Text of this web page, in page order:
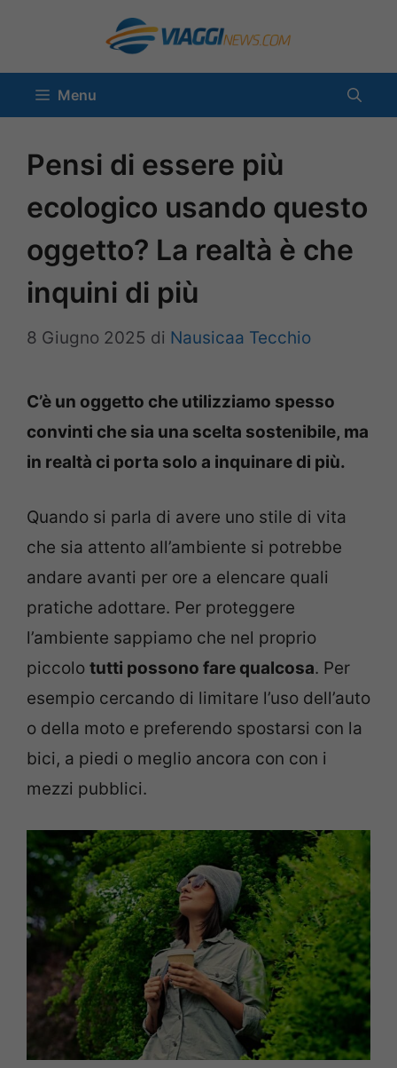
contenuto
Menu
Pensi di essere più
ecologico usando questo
oggetto? La realtà è che
inquini di più
8 Giugno 2025 di Nausicaa Tecchio
C’è un oggetto che utilizziamo spesso
convinti che sia una scelta sostenibile, ma
in realtà ci porta solo a inquinare di più.
Quando si parla di avere uno stile di vita
che sia attento all’ambiente si potrebbe
andare avanti per ore a elencare quali
pratiche adottare. Per proteggere
l’ambiente sappiamo che nel proprio
piccolo tutti possono fare qualcosa. Per
esempio cercando di limitare l’uso dell’auto
o della moto e preferendo spostarsi con la
bici, a piedi o meglio ancora con con i
mezzi pubblici.